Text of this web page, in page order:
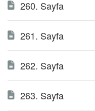
260. Sayfa
261. Sayfa
262. Sayfa
263. Sayfa